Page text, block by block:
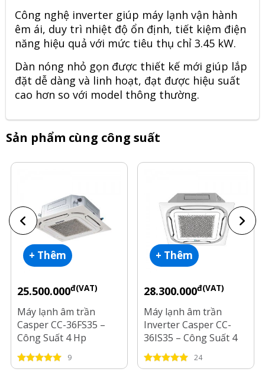
Công nghệ inverter giúp máy lạnh vận hành
êm ái, duy trì nhiệt độ ổn định, tiết kiệm điện
năng hiệu quả với mức tiêu thụ chỉ 3.45 kW.
Dàn nóng nhỏ gọn được thiết kế mới giúp lắp
đặt dễ dàng và linh hoạt, đạt được hiệu suất
cao hơn so với model thông thường.
Sản phẩm cùng công suất
+ Thêm
25.500.000đ(VAT)
Máy lạnh âm trần
Casper CC-36FS35 –
Công Suất 4 Hp
9
+ Thêm
28.300.000đ(VAT)
Máy lạnh âm trần
Inverter Casper CC-
36IS35 – Công Suất 4
Hp
24